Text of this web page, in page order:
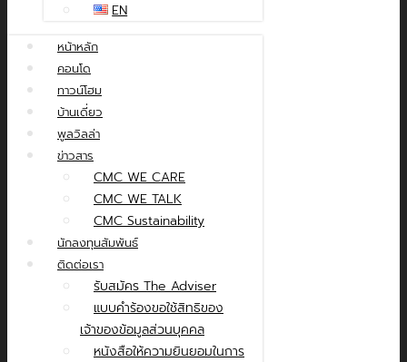
EN
หน้าหลัก
คอนโด
ทาวน์โฮม
บ้านเดี่ยว
พูลวิลล่า
ข่าวสาร
CMC WE CARE
CMC WE TALK
CMC Sustainability
นักลงทุนสัมพันธ์
ติดต่อเรา
รับสมัคร The Adviser
แบบคำร้องขอใช้สิทธิของ
เจ้าของข้อมูลส่วนบุคคล
หนังสือให้ความยินยอมในการ